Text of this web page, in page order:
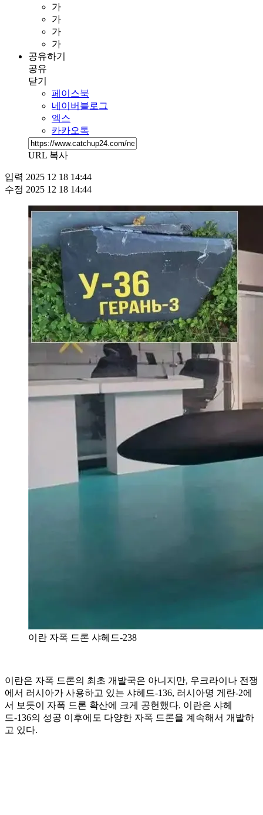
가
가
가
가
공유하기
공유
닫기
페이스북
네이버블로그
엑스
카카오톡
URL 복사
입력 2025 12 18 14:44
수정 2025 12 18 14:44
이란 자폭 드론 샤헤드-238
이란은 자폭 드론의 최초 개발국은 아니지만, 우크라이나 전쟁
에서 러시아가 사용하고 있는 샤헤드-136, 러시아명 게란-2에
서 보듯이 자폭 드론 확산에 크게 공헌했다. 이란은 샤헤
드-136의 성공 이후에도 다양한 자폭 드론을 계속해서 개발하
고 있다.